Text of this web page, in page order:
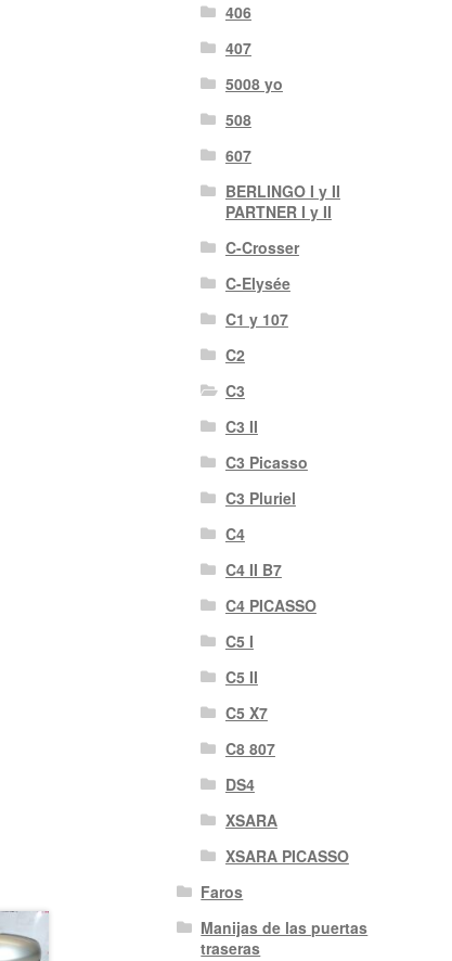
406
407
5008 yo
508
607
BERLINGO I y II
PARTNER I y II
C-Crosser
C-Elysée
C1 y 107
C2
C3
C3 II
C3 Picasso
C3 Pluriel
C4
C4 II B7
C4 PICASSO
C5 I
C5 II
C5 X7
C8 807
DS4
XSARA
XSARA PICASSO
Faros
Manijas de las puertas
traseras